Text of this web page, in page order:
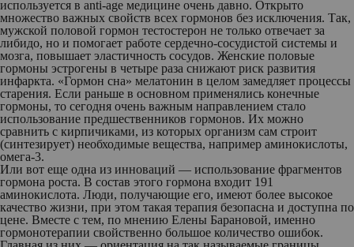
используется в anti-age медицине очень давно. Открыто
множество важных свойств всех гормонов без исключения. Так,
мужской половой гормон тестостерон не только отвечает за
либидо, но и помогает работе сердечно-сосудистой системы и
мозга, повышает эластичность сосудов. Женские половые
гормоны эстрогены в четыре раза снижают риск развития
инфаркта. «Гормон сна» мелатонин в целом замедляет процессы
старения. Если раньше в основном применялись конечные
гормоны, то сегодня очень важным направлением стало
использование предшественников гормонов. Их можно
сравнить с кирпичиками, из которых организм сам строит
(синтезирует) необходимые вещества, например аминокислоты,
омега-3.
Или вот еще одна из инноваций — использование фрагментов
гормона роста. В состав этого гормона входит 191
аминокислота. Люди, получающие его, имеют более высокое
качество жизни, при этом такая терапия безопасна и доступна по
цене. Вместе с тем, по мнению Елены Барановой, именно
гормонотерапии свойственно большое количество ошибок.